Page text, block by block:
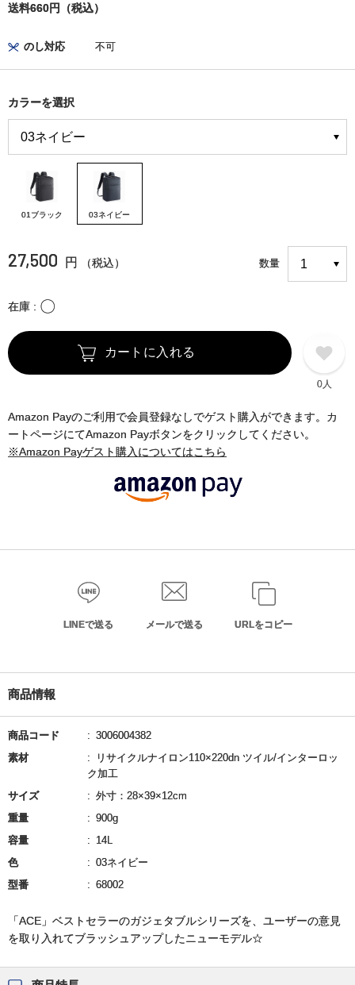
送料660円（税込）
のし対応 不可
カラーを選択
01ブラック 03ネイビー
27,500 円 （税込） 数量
在庫 〇
カートに入れる
0人
Amazon Payのご利用で会員登録なしでゲスト購入ができます。カ
ートページにてAmazon Payボタンをクリックしてください。
※Amazon Payゲスト購入についてはこちら
LINEで送る メールで送る URLをコピー
商品情報
商品コード
3006004382
素材
リサイクルナイロン110×220dn ツイル/インターロッ
ク加工
サイズ
外寸：28×39×12cm
重量
900g
容量
14L
色
03ネイビー
型番
68002
「ACE」ベストセラーのガジェタブルシリーズを、ユーザーの意見
を取り入れてブラッシュアップしたニューモデル☆